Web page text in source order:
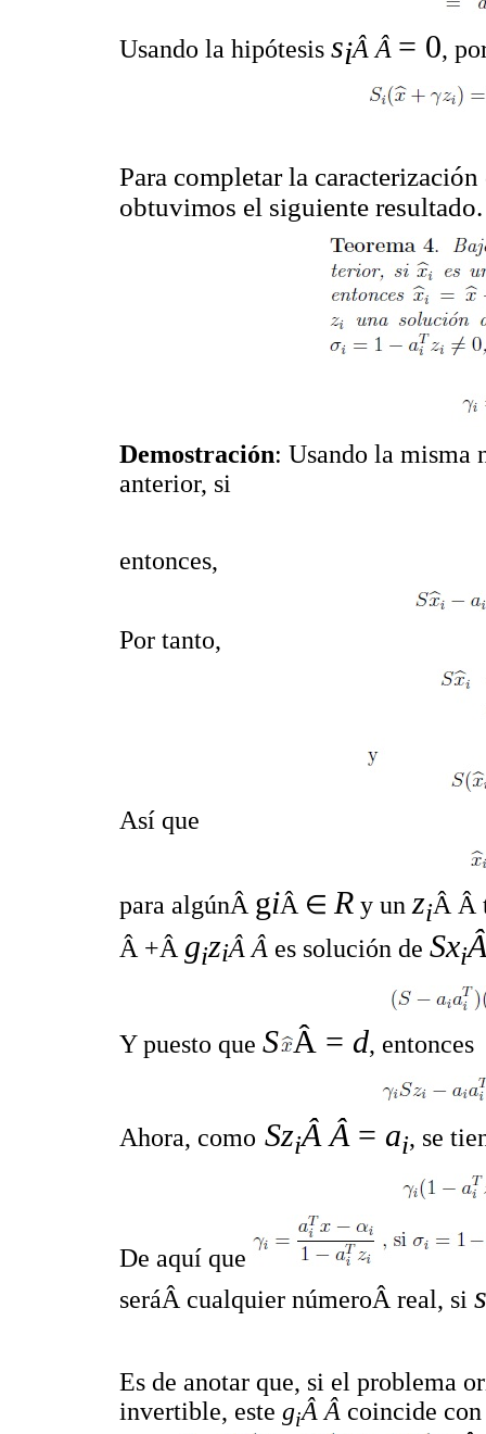
Usando la hipótesis siÂ Â = 0,
Para completar la
obtuvimos el siguiente resultado.
Demostración: Usando la misma
anterior, si
entonces,
Por tanto,
Así que
para algúnÂ giÂ ∈ R y un ziÂ Â
Â +Â giziÂ Â es solución de Sxi
Y puesto que S Â = d, entonces
Ahora, como SziÂ Â = ai, se
De aquí que
seráÂ cualquier númeroÂ real, si s
Es de anotar que, si el problema
invertible, este giÂ Â coincide